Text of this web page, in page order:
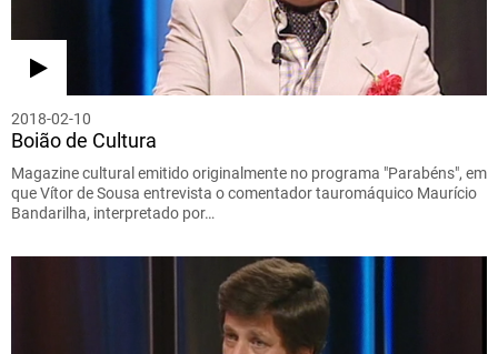
2018-02-10
Boião de Cultura
Magazine cultural emitido originalmente no programa "Parabéns", em
que Vítor de Sousa entrevista o comentador tauromáquico Maurício
Bandarilha, interpretado por…